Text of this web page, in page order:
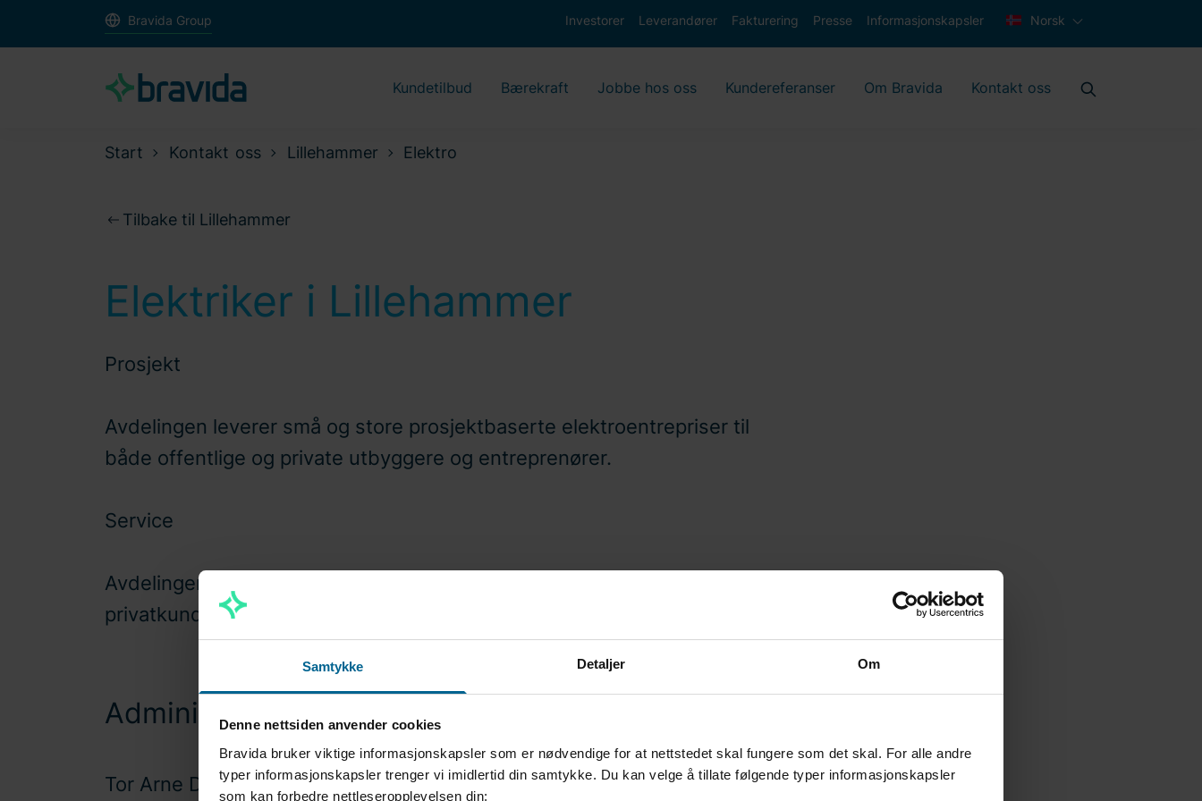
Samtykke Detaljer Om
Denne nettsiden anvender cookies
Bravida bruker viktige informasjonskapsler som er nødvendige for at nettstedet skal fungere som det skal. For alle andre
typer informasjonskapsler trenger vi imidlertid din samtykke. Du kan velge å tillate følgende typer informasjonskapsler
som kan forbedre nettleseropplevelsen din:
Bravida Group Investorer Leverandører Fakturering Presse Informasjonskapsler Norsk
Kundetilbud Bærekraft Jobbe hos oss Kundereferanser Om Bravida Kontakt oss
Start Kontakt oss Lillehammer Elektro
Tilbake til Lillehammer
Elektriker i Lillehammer
Prosjekt
Avdelingen leverer små og store prosjektbaserte elektroentrepriser til
både offentlige og private utbyggere og entreprenører.
Service
Avdelingen leverer små og store serviceoppdrag til både næringsliv,
privatkunder og offentlige kunder på hele Lillehammer.
Administrasjonen
Tor Arne Dotseth Andreas Benrud